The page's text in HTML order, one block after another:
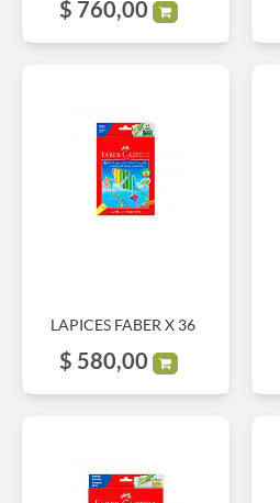
$ 760,00
LAPICES FABER X 36
$ 580,00